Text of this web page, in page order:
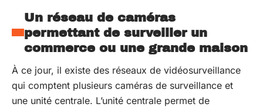
Un réseau de caméras
permettant de surveiller un
commerce ou une grande maison
À ce jour, il existe des réseaux de vidéosurveillance
qui comptent plusieurs caméras de surveillance et
une unité centrale. L’unité centrale permet de